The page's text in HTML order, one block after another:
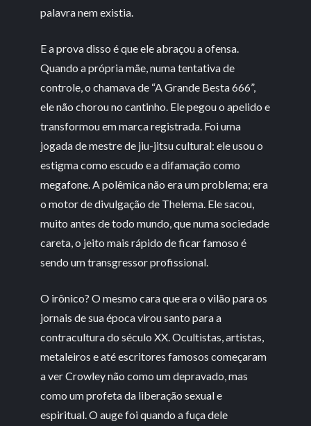
palavra nem existia.
E a prova disso é que ele abraçou a ofensa.
Quando a própria mãe, numa tentativa de
controle, o chamava de “A Grande Besta 666”,
ele não chorou no cantinho. Ele pegou o apelido e
transformou em marca registrada. Foi uma
jogada de mestre de jiu-jitsu cultural: ele usou o
estigma como escudo e a difamação como
megafone. A polêmica não era um problema; era
o motor de divulgação de Thelema. Ele sacou,
muito antes de todo mundo, que numa sociedade
careta, o jeito mais rápido de ficar famoso é
sendo um transgressor profissional.
O irônico? O mesmo cara que era o vilão para os
jornais de sua época virou santo para a
contracultura do século XX. Ocultistas, artistas,
metaleiros e até escritores famosos começaram
a ver Crowley não como um depravado, mas
como um profeta da liberação sexual e
espiritual. O auge foi quando a fuça dele